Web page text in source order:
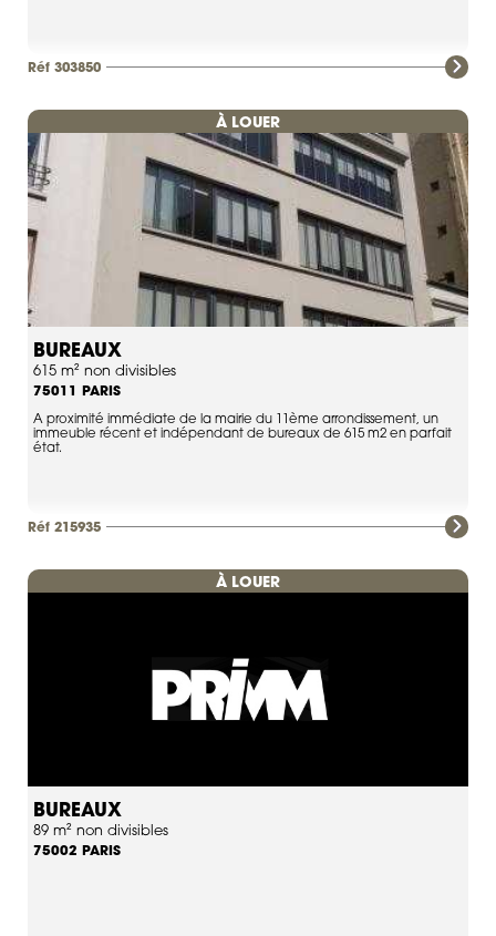
Réf 303850
À LOUER
BUREAUX
615 m² non divisibles
75011 PARIS
A proximité immédiate de la mairie du 11ème arrondissement, un
immeuble récent et indépendant de bureaux de 615 m2 en parfait
état.
Réf 215935
À LOUER
BUREAUX
89 m² non divisibles
75002 PARIS